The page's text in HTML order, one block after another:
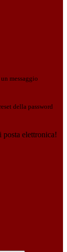
messaggio
della password
elettronica!